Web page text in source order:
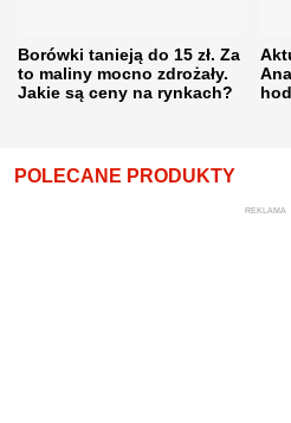
Borówki tanieją do 15 zł. Za
to maliny mocno zdrożały.
Jakie są ceny na rynkach?
POLECANE PRODUKTY
REKLAMA